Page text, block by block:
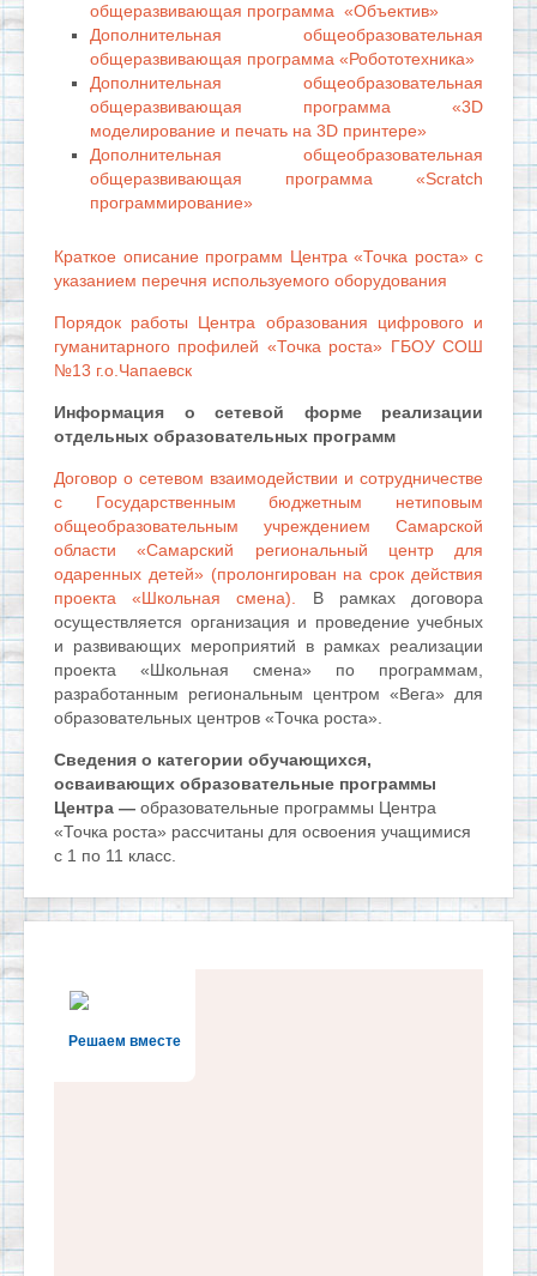
общеразвивающая программа «Объектив»
Дополнительная общеобразовательная
общеразвивающая программа «Робототехника»
Дополнительная общеобразовательная
общеразвивающая программа «3D
моделирование и печать на 3D принтере»
Дополнительная общеобразовательная
общеразвивающая программа «Scratch
программирование»
Краткое описание программ Центра «Точка роста» с
указанием перечня используемого оборудования
Порядок работы Центра образования цифрового и
гуманитарного профилей «Точка роста» ГБОУ СОШ
№13 г.о.Чапаевск
Информация о сетевой форме реализации
отдельных образовательных программ
Договор о сетевом взаимодействии и сотрудничестве
с Государственным бюджетным нетиповым
общеобразовательным учреждением Самарской
области «Самарский региональный центр для
одаренных детей» (пролонгирован на срок действия
проекта «Школьная смена). В рамках договора
осуществляется организация и проведение учебных
и развивающих мероприятий в рамках реализации
проекта «Школьная смена» по программам,
разработанным региональным центром «Вега» для
образовательных центров «Точка роста».
Сведения о категории обучающихся,
осваивающих образовательные программы
Центра — образовательные программы Центра
«Точка роста» рассчитаны для освоения учащимися
с 1 по 11 класс.
Решаем вместе